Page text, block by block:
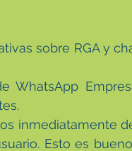
sobre RGA y
WhatsApp
inmediatamente
Esto es